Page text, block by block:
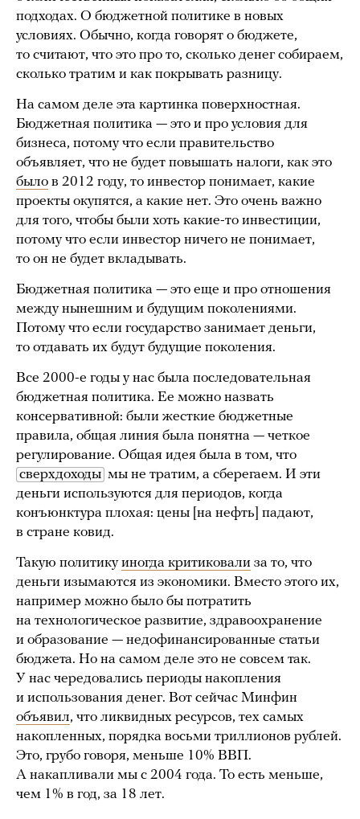
подходах. О бюджетной политике в новых
условиях. Обычно, когда говорят о бюджете,
то считают, что это про то, сколько денег собираем,
сколько тратим и как покрывать разницу.
На самом деле эта картинка поверхностная.
Бюджетная политика — это и про условия для
бизнеса, потому что если правительство
объявляет, что не будет повышать налоги, как это
было в 2012 году, то инвестор понимает, какие
проекты окупятся, а какие нет. Это очень важно
для того, чтобы были хоть какие-то инвестиции,
потому что если инвестор ничего не понимает,
то он не будет вкладывать.
Бюджетная политика — это еще и про отношения
между нынешним и будущим поколениями.
Потому что если государство занимает деньги,
то отдавать их будут будущие поколения.
Все 2000-е годы у нас была последовательная
бюджетная политика. Ее можно назвать
консервативной: были жесткие бюджетные
правила, общая линия была понятна — четкое
регулирование. Общая идея была в том, что
сверхдоходы мы не тратим, а сберегаем. И эти
деньги используются для периодов, когда
конъюнктура плохая: цены [на нефть] падают,
в стране ковид.
Такую политикуиногда критиковали за то, что
деньги изымаются из экономики. Вместо этого их,
например можно было бы потратить
на технологическое развитие, здравоохранение
и образование — недофинансированные статьи
бюджета. Но на самом деле это не совсем так.
У нас чередовались периоды накопления
и использования денег. Вот сейчас Минфин
объявил, что ликвидных ресурсов, тех самых
накопленных, порядка восьми триллионов рублей.
Это, грубо говоря, меньше 10% ВВП.
А накапливали мы с 2004 года. То есть меньше,
чем 1% в год, за 18 лет.